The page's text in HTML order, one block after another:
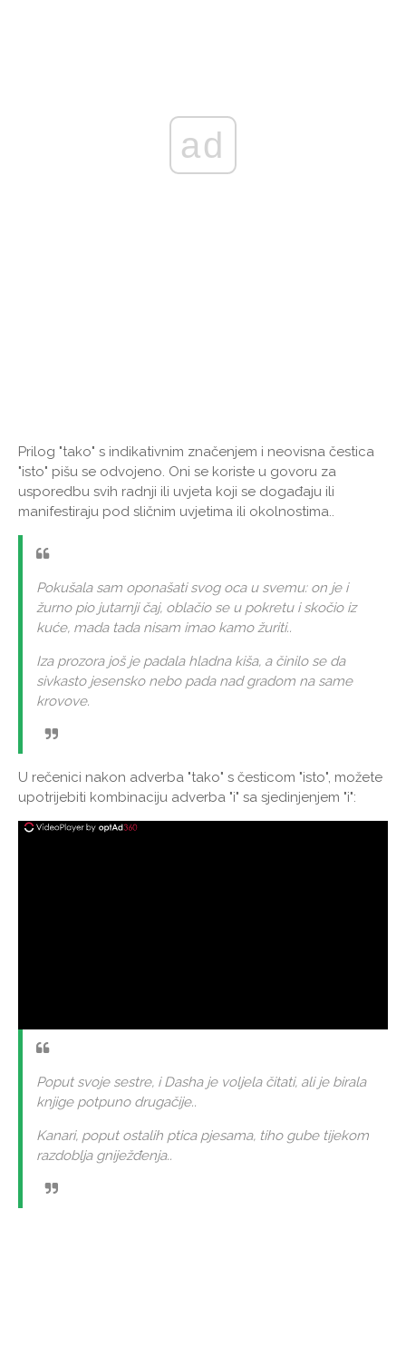
ad
Prilog "tako" s indikativnim značenjem i neovisna čestica
"isto" pišu se odvojeno. Oni se koriste u govoru za
usporedbu svih radnji ili uvjeta koji se događaju ili
manifestiraju pod sličnim uvjetima ili okolnostima..
Pokušala sam oponašati svog oca u svemu: on je i
žurno pio jutarnji čaj, oblačio se u pokretu i skočio iz
kuće, mada tada nisam imao kamo žuriti..
Iza prozora još je padala hladna kiša, a činilo se da
sivkasto jesensko nebo pada nad gradom na same
krovove.
U rečenici nakon adverba "tako" s česticom "isto", možete
upotrijebiti kombinaciju adverba "i" sa sjedinjenjem "i":
Poput svoje sestre, i Dasha je voljela čitati, ali je birala
knjige potpuno drugačije..
Kanari, poput ostalih ptica pjesama, tiho gube tijekom
razdoblja gniježđenja..